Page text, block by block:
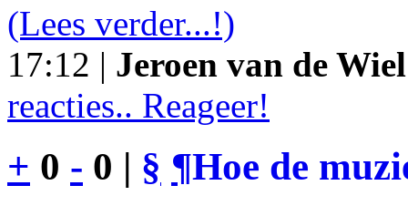
(Lees verder...!)
17:12 | Jeroen van de Wiel
reacties.. Reageer!
+ 0 - 0 | § ¶Hoe de